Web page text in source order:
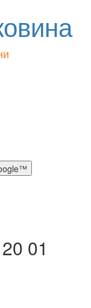
01